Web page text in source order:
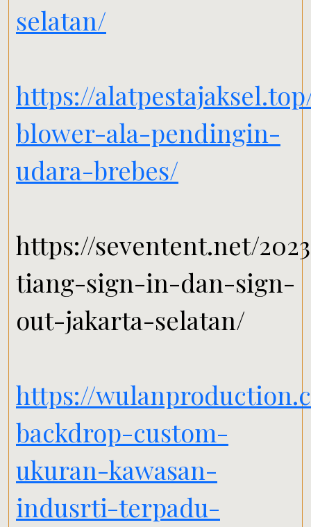
selatan/
https://
blower-ala-pendingin-
udara-brebes/
https://seventent.net/
tiang-sign-in-dan-sign-
out-jakarta-selatan/
https://
backdrop-custom-
ukuran-kawasan-
indusrti-terpadu-